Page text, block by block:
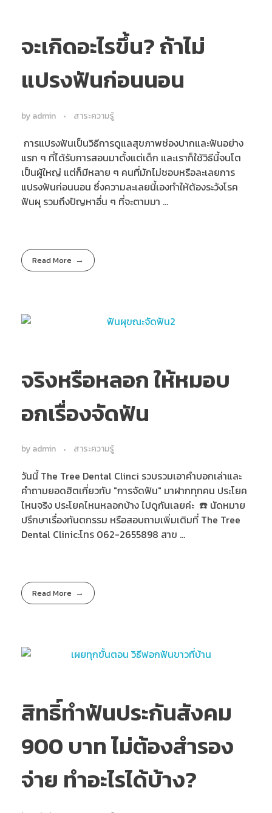
จะเกิดอะไรขึ้น? ถ้าไม่
แปรงฟันก่อนนอน
byadmin สาระความรู้
การแปรงฟันเป็นวิธีการดูแลสุขภาพช่องปากและฟันอย่าง
แรก ๆ ที่ได้รับการสอนมาตั้งแต่เด็ก และเราก็ใช้วิธีนี้จนโต
เป็นผู้ใหญ่ แต่ก็มีหลาย ๆ คนที่มักไม่ชอบหรือละเลยการ
แปรงฟันก่อนนอน ซึ่งความละเลยนี้เองทำให้ต้องระวังโรค
ฟันผุ รวมถึงปัญหาอื่น ๆ ที่จะตามมา ...
Read More
จริงหรือหลอก ให้หมอบ
อกเรื่องจัดฟัน
byadmin สาระความรู้
วันนี้ The Tree Dental Clinci รวบรวมเอาคำบอกเล่าและ
คำถามยอดฮิตเกี่ยวกับ "การจัดฟัน" มาฝากทุกคน ประโยค
ไหนจริง ประโยคไหนหลอกบ้าง ไปดูกันเลยค่ะ ☎️ นัดหมาย
ปรึกษาเรื่องทันตกรรม หรือสอบถามเพิ่มเติมที่ The Tree
Dental Clinic:โทร 062-2655898 สาข ...
Read More
สิทธิ์ทำฟันประกันสังคม
900 บาท ไม่ต้องสำรอง
จ่าย ทำอะไรได้บ้าง?